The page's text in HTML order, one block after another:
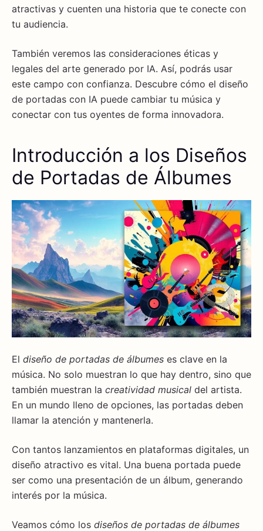
atractivas y cuenten una historia que te conecte con
tu audiencia.
También veremos las consideraciones éticas y
legales del arte generado por IA. Así, podrás usar
este campo con confianza. Descubre cómo el diseño
de portadas con IA puede cambiar tu música y
conectar con tus oyentes de forma innovadora.
Introducción a los Diseños
de Portadas de Álbumes
El diseño de portadas de álbumes es clave en la
música. No solo muestran lo que hay dentro, sino que
también muestran la creatividad musical del artista.
En un mundo lleno de opciones, las portadas deben
llamar la atención y mantenerla.
Con tantos lanzamientos en plataformas digitales, un
diseño atractivo es vital. Una buena portada puede
ser como una presentación de un álbum, generando
interés por la música.
Veamos cómo los diseños de portadas de álbumes